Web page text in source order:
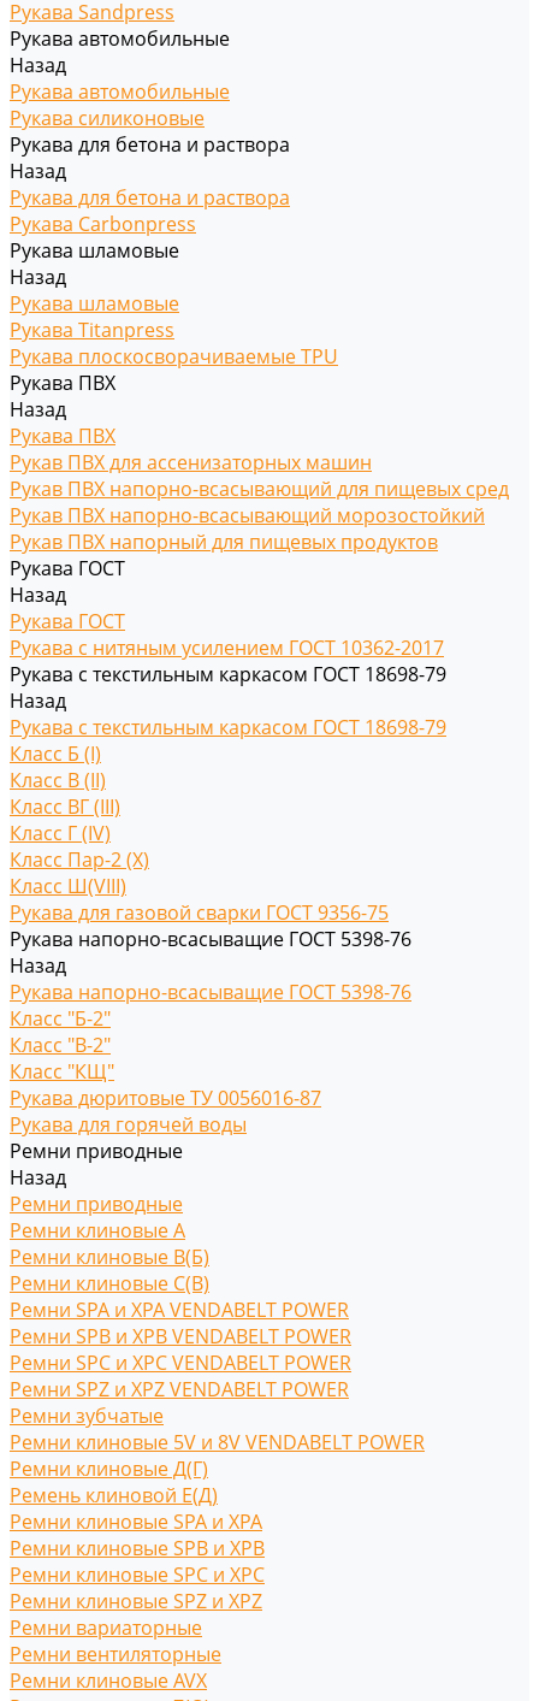
Рукава Sandpress
Рукава автомобильные
Назад
Рукава автомобильные
Рукава силиконовые
Рукава для бетона и раствора
Назад
Рукава для бетона и раствора
Рукава Carbonpress
Рукава шламовые
Назад
Рукава шламовые
Рукава Titanpress
Рукава плоскосворачиваемые TPU
Рукава ПВХ
Назад
Рукава ПВХ
Рукав ПВХ для ассенизаторных машин
Рукав ПВХ напорно-всасывающий для пищевых сред
Рукав ПВХ напорно-всасывающий морозостойкий
Рукав ПВХ напорный для пищевых продуктов
Рукава ГОСТ
Назад
Рукава ГОСТ
Рукава с нитяным усилением ГОСТ 10362-2017
Рукава с текстильным каркасом ГОСТ 18698-79
Назад
Рукава с текстильным каркасом ГОСТ 18698-79
Класс Б (I)
Класс В (II)
Класс ВГ (III)
Класс Г (IV)
Класс Пар-2 (X)
Класс Ш(VIII)
Рукава для газовой сварки ГОСТ 9356-75
Рукава напорно-всасыващие ГОСТ 5398-76
Назад
Рукава напорно-всасыващие ГОСТ 5398-76
Класс "Б-2"
Класс "В-2"
Класс "КЩ"
Рукава дюритовые ТУ 0056016-87
Рукава для горячей воды
Ремни приводные
Назад
Ремни приводные
Ремни клиновые A
Ремни клиновые В(Б)
Ремни клиновые С(B)
Ремни SPA и XPA VENDABELT POWER
Ремни SPB и XPB VENDABELT POWER
Ремни SPC и XPC VENDABELT POWER
Ремни SPZ и XPZ VENDABELT POWER
Ремни зубчатые
Ремни клиновые 5V и 8V VENDABELT POWER
Ремни клиновые Д(Г)
Ремень клиновой Е(Д)
Ремни клиновые SPA и XPA
Ремни клиновые SPB и XPB
Ремни клиновые SPC и XPC
Ремни клиновые SPZ и XPZ
Ремни вариаторные
Ремни вентиляторные
Ремни клиновые AVX